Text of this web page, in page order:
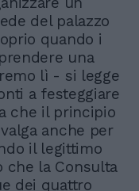
del palazzo
quando i
una
lì - si legge
a festeggiare
che il principio
anche per
il legittimo
che la Consulta
dei quattro